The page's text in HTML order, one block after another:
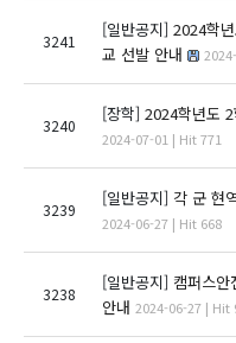
3241
[일반공지] 2024학
교 선발 안내
3240
[장학] 2024학년도
2024-07-01 | Hit 771
3239
[일반공지] 각 군 현
2024-06-27 | Hit 668
3238
[일반공지] 캠퍼스안
안내 2024-06-27 | Hit